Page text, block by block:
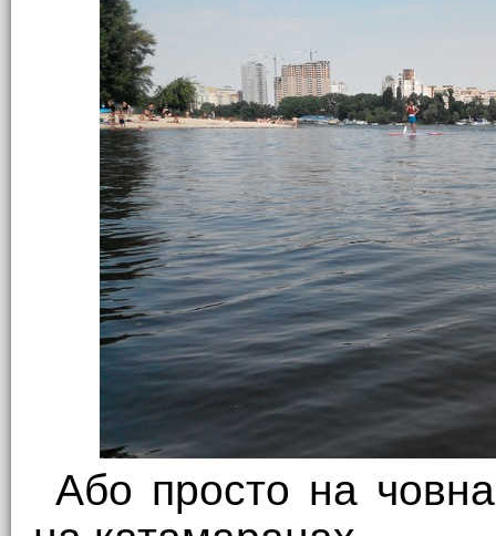
Або просто на